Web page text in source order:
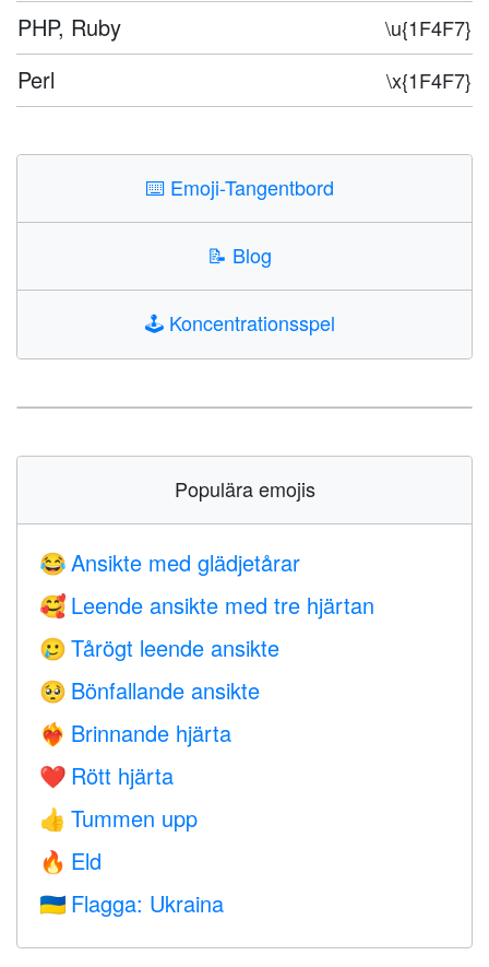
PHP, Ruby \u{1F4F7}
Perl \x{1F4F7}
⌨️ Emoji-Tangentbord
📝 Blog
🕹️ Koncentrationsspel
Populära emojis
😂 Ansikte med glädjetårar
🥰 Leende ansikte med tre hjärtan
🥲 Tårögt leende ansikte
🥺 Bönfallande ansikte
❤️‍🔥 Brinnande hjärta
❤️ Rött hjärta
👍 Tummen upp
🔥 Eld
🇺🇦 Flagga: Ukraina